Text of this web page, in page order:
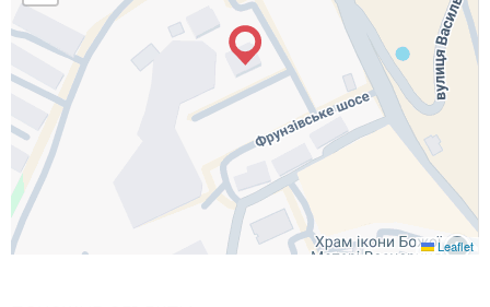
Leaflet